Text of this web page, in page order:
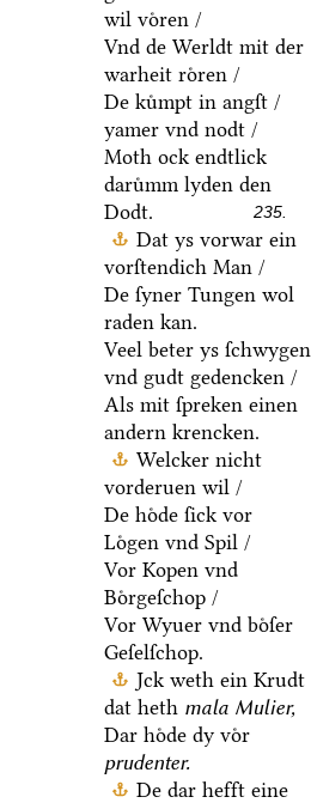
wil voͤren /
Vnd de Werldt mit der
warheit roͤren /
De kuͤmpt in angſt /
yamer vnd nodt /
Moth ock endtlick
daruͤmm lyden den
Dodt.
235.
Dat ys vorwar ein
vorſtendich Man /
De ſyner Tungen wol
raden kan.
Veel beter ys ſchwygen
vnd gudt gedencken /
Als mit ſpreken einen
andern krencken.
Welcker nicht
vorderuen wil /
De hoͤde ſick vor
Loͤgen vnd Spil /
Vor Kopen vnd
Boͤrgeſchop /
Vor Wyuer vnd boͤſer
Geſelſchop.
Jck weth ein Krudt
dat heth mala Mulier,
Dar hoͤde dy voͤr
prudenter.
De dar hefft eine